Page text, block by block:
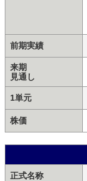
前期実績
来期
見通し
1単元
株価
正式名称